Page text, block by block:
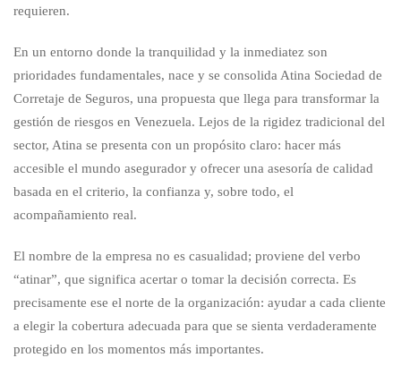
requieren.
En un entorno donde la tranquilidad y la inmediatez son
prioridades fundamentales, nace y se consolida Atina Sociedad de
Corretaje de Seguros, una propuesta que llega para transformar la
gestión de riesgos en Venezuela. Lejos de la rigidez tradicional del
sector, Atina se presenta con un propósito claro: hacer más
accesible el mundo asegurador y ofrecer una asesoría de calidad
basada en el criterio, la confianza y, sobre todo, el
acompañamiento real.
El nombre de la empresa no es casualidad; proviene del verbo
“atinar”, que significa acertar o tomar la decisión correcta. Es
precisamente ese el norte de la organización: ayudar a cada cliente
a elegir la cobertura adecuada para que se sienta verdaderamente
protegido en los momentos más importantes.